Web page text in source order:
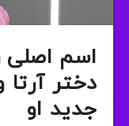
اسم اصلی
دختر
جدید او